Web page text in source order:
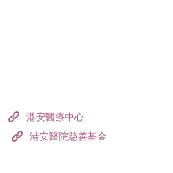
港安醫療中心
港安醫院慈善基金